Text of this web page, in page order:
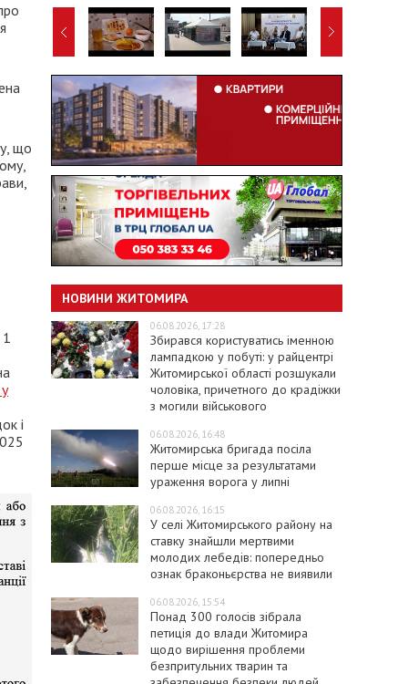
що
1
і
НОВИНИ ЖИТОМИРА
06.08.2026, 17:28
Збирався користуватись іменною
лампадкою у побуті: у райцентрі
Житомирської області розшукали
чоловіка, причетного до крадіжки
з могили військового
06.08.2026, 16:48
Житомирська бригада посіла
перше місце за результатами
ураження ворога у липні
06.08.2026, 16:15
У селі Житомирського району на
ставку знайшли мертвими
молодих лебедів: попередньо
ознак браконьєрства не виявили
06.08.2026, 15:54
Понад 300 голосів зібрала
петиція до влади Житомира
щодо вирішення проблеми
безпритульних тварин та